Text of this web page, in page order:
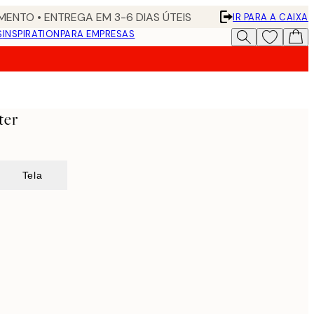
• ENTREGA EM 3-6 DIAS ÚTEIS
IR PARA A CAIXA
INSPIRATIONPARA EMPRESAS
Tela